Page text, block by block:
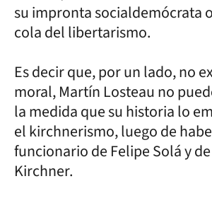
su impronta socialdemócrata
cola del libertarismo.
Es decir que, por un lado, no
moral, Martín Losteau no
la medida que su historia lo
el kirchnerismo, luego de
funcionario de Felipe Solá y
Kirchner.